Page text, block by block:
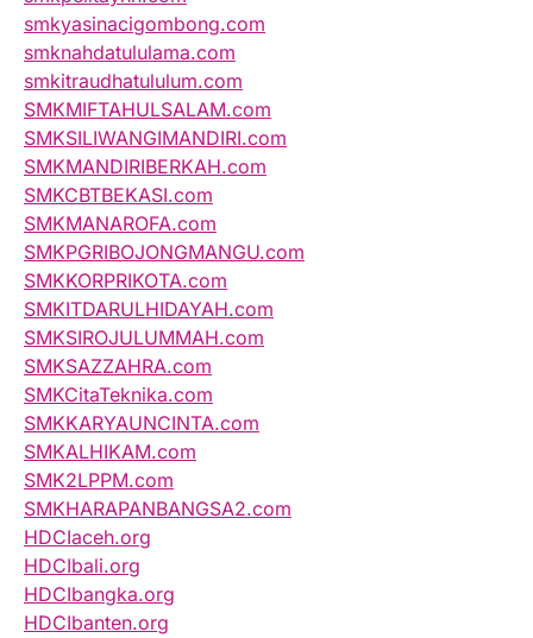
smkyasinacigombong.com
smknahdatululama.com
smkitraudhatululum.com
SMKMIFTAHULSALAM.com
SMKSILIWANGIMANDIRI.com
SMKMANDIRIBERKAH.com
SMKCBTBEKASI.com
SMKMANAROFA.com
SMKPGRIBOJONGMANGU.com
SMKKORPRIKOTA.com
SMKITDARULHIDAYAH.com
SMKSIROJULUMMAH.com
SMKSAZZAHRA.com
SMKCitaTeknika.com
SMKKARYAUNCINTA.com
SMKALHIKAM.com
SMK2LPPM.com
SMKHARAPANBANGSA2.com
HDCIaceh.org
HDCIbali.org
HDCIbangka.org
HDCIbanten.org